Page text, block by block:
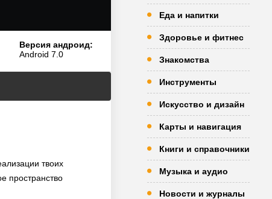
Версия андроид:
Android 7.0
твоих
пространство
Еда и напитки
Здоровье и фитнес
Знакомства
Инструменты
Искусство и дизайн
Карты и навигация
Книги и справочники
Музыка и аудио
Новости и журналы